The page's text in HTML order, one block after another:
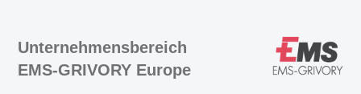
Unternehmensbereich
EMS-GRIVORY Europe